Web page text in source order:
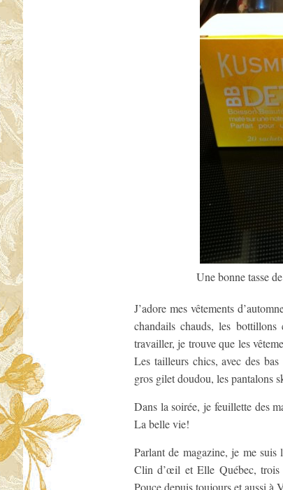
Une bonne tasse
J’adore mes vêtements
chandails chauds, les
travailler, je trouve que les
Les tailleurs chics, avec des
gros gilet doudou, les pantalons
Dans la soirée, je feuillette des
La belle vie!
Parlant de magazine, je me suis
Clin d’œil et Elle Québec, trois
Pouce depuis toujours et aussi